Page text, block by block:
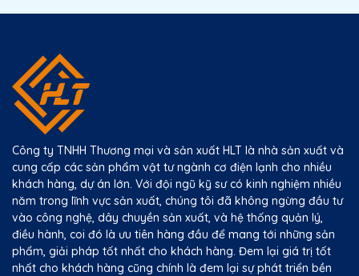
Công ty TNHH Thương mại và sản xuất HLT là nhà sản xuất và
cung cấp các sản phẩm vật tư ngành cơ điện lạnh cho nhiều
khách hàng, dự án lớn. Với đội ngũ kỹ sư có kinh nghiệm nhiều
năm trong lĩnh vực sản xuất, chúng tôi đã không ngừng đầu tư
vào công nghệ, dây chuyền sản xuất, và hệ thống quản lý,
điều hành, coi đó là ưu tiên hàng đầu để mang tới những sản
phẩm, giải pháp tốt nhất cho khách hàng. Đem lại giá trị tốt
nhất cho khách hàng cũng chính là đem lại sự phát triển bền